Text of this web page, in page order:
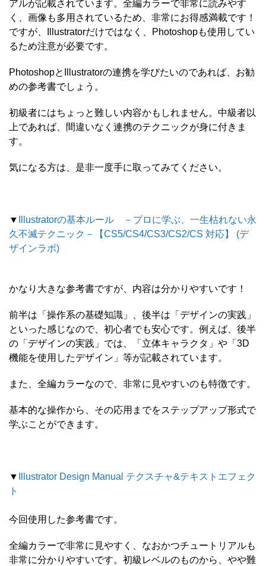
アルが記載されています。全編カラーで非常に読みやす
く、画像も多用されているため、非常にお得感満載です！
ですが、Illustratorだけではなく、Photoshopも使用してい
るため注意が必要です。
PhotoshopとIllustratorの連携を学びたいのであれば、お勧
めの参考書でしょう。
初級者にはちょっと難しい内容かもしれません。中級者以
上であれば、間違いなく連携のテクニックが身に付きま
す。
気になる方は、是非一度手に取ってみてください。
▼
Illustratorの基本ルール －プロに学ぶ、一生枯れない永
久不滅テクニック－【CS5/CS4/CS3/CS2/CS 対応】 (デ
ザインラボ)
かなり大きな参考書ですが、内容は分かりやすいです！
前半は「操作系の基礎知識」、後半は「デザインの実践」
といった感じなので、初心者でも安心です。例えば、後半
の「デザインの実践」では、「立体キャラクタ」や「3D
機能を使用したデザイン」等が記載されています。
また、全編カラーなので、非常に見やすいのも特徴です。
基本的な操作から、その応用までをステップアップ形式で
学ぶことができます。
▼
Illustrator Design Manual テクスチャ&テキストエフェク
ト
今回使用した参考書です。
全編カラーで非常に見やすく、なおかつチュートリアルも
非常に分かりやすいです。初級レベルのものから、やや難